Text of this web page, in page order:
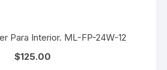
Para Interior. ML-FP-24W-12
$125.00